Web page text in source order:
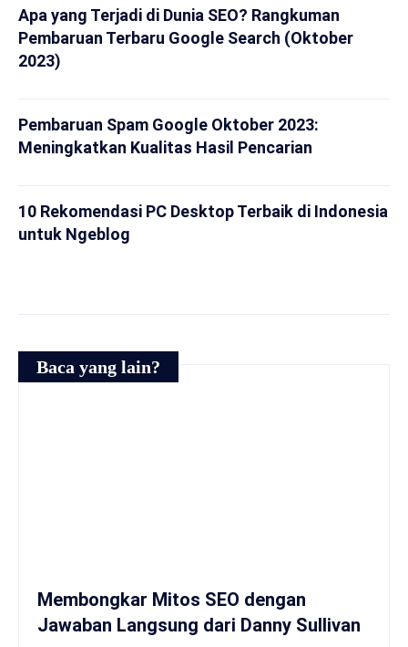
Apa yang Terjadi di Dunia SEO? Rangkuman
Pembaruan Terbaru Google Search (Oktober
2023)
Pembaruan Spam Google Oktober 2023:
Meningkatkan Kualitas Hasil Pencarian
10 Rekomendasi PC Desktop Terbaik di Indonesia
untuk Ngeblog
Baca yang lain?
Membongkar Mitos SEO dengan
Jawaban Langsung dari Danny Sullivan